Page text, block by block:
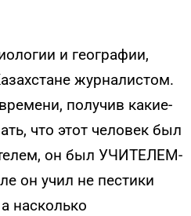
и географии,
журналистом.
получив какие-
что этот человек был
он был УЧИТЕЛЕМ-
он учил не пестики
насколько